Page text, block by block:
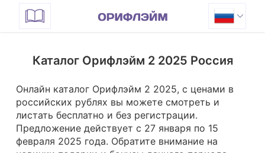
Каталог Орифлэйм 2 2025 Россия
Онлайн каталог Орифлэйм 2 2025, с ценами в
российских рублях вы можете смотреть и
листать бесплатно и без регистрации.
Предложение действует с 27 января по 15
февраля 2025 года. Обратите внимание на